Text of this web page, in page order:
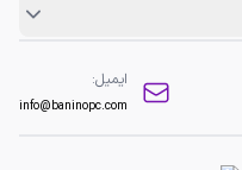
ایمیل:
info@baninopc.com